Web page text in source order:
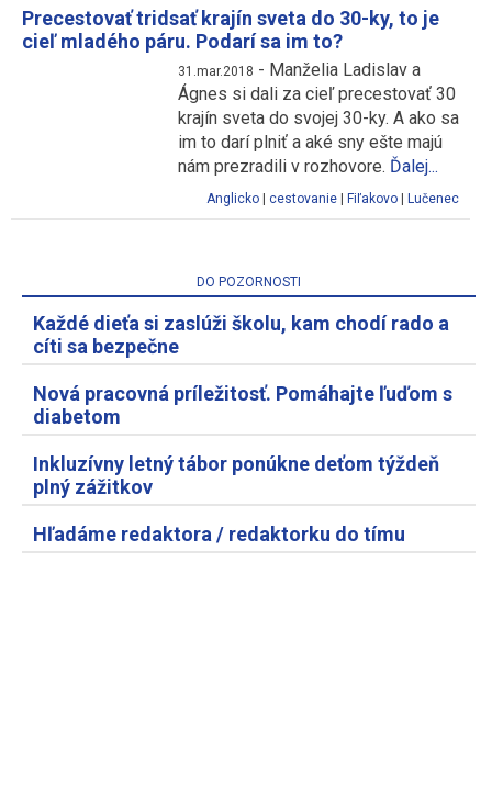
Precestovať tridsať krajín sveta do 30-ky, to je
cieľ mladého páru. Podarí sa im to?
31.mar.2018 - Manželia Ladislav a
Ágnes si dali za cieľ precestovať 30
krajín sveta do svojej 30-ky. A ako sa
im to darí plniť a aké sny ešte majú
nám prezradili v rozhovore. Ďalej...
Anglicko cestovanie Fiľakovo Lučenec
DO POZORNOSTI
Každé dieťa si zaslúži školu, kam chodí rado a
cíti sa bezpečne
Nová pracovná príležitosť. Pomáhajte ľuďom s
diabetom
Inkluzívny letný tábor ponúkne deťom týždeň
plný zážitkov
Hľadáme redaktora / redaktorku do tímu